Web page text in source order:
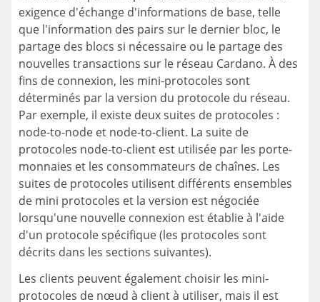
exigence d'échange d'informations de base, telle
que l'information des pairs sur le dernier bloc, le
partage des blocs si nécessaire ou le partage des
nouvelles transactions sur le réseau Cardano. À des
fins de connexion, les mini-protocoles sont
déterminés par la version du protocole du réseau.
Par exemple, il existe deux suites de protocoles :
node-to-node et node-to-client. La suite de
protocoles node-to-client est utilisée par les porte-
monnaies et les consommateurs de chaînes. Les
suites de protocoles utilisent différents ensembles
de mini protocoles et la version est négociée
lorsqu'une nouvelle connexion est établie à l'aide
d'un protocole spécifique (les protocoles sont
décrits dans les sections suivantes).
Les clients peuvent également choisir les mini-
protocoles de nœud à client à utiliser, mais il est